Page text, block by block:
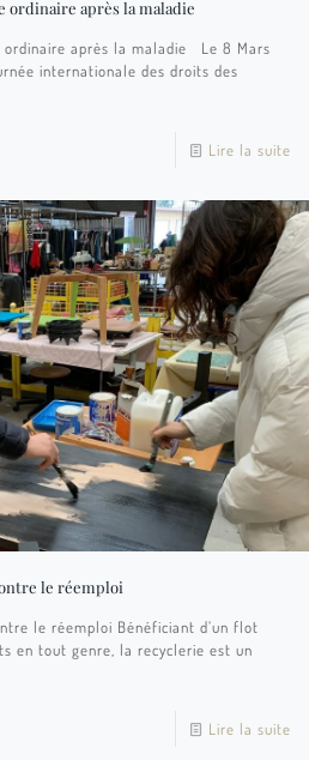
ordinaire après la maladie
ordinaire après la maladie Le 8 Mars
internationale des droits des
Lire la suite
le réemploi
le réemploi Bénéficiant d’un flot
en tout genre, la recyclerie est un
Lire la suite